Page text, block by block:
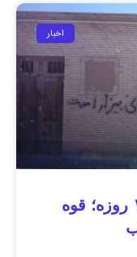
اخبار
آزار بهاییان به بهانه جنگ ۱۲ روزه؛ قوه